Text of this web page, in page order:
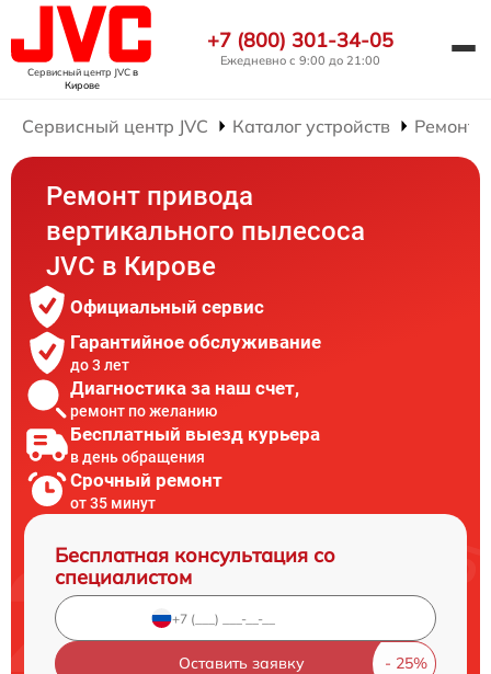
Сервисный центр JVCв
Кирове
+7 (800) 301-34-05
Ежедневно с 9:00 до 21:00
Сервисный центр JVC Каталог устройств Ремонт
Ремонт привода
вертикального пылесоса
JVC в Кирове
Официальный сервис
Гарантийное обслуживание
до 3 лет
Диагностика за наш счет,
ремонт по желанию
Бесплатный выезд курьера
в день обращения
Срочный ремонт
от 35 минут
Бесплатная консультация со
специалистом
Оставить заявку